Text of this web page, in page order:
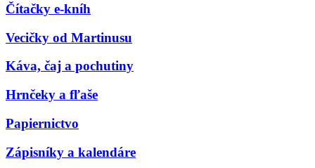
Čítačky e-kníh
Vecičky od Martinusu
Káva, čaj a pochutiny
Hrnčeky a fľaše
Papiernictvo
Zápisníky a kalendáre